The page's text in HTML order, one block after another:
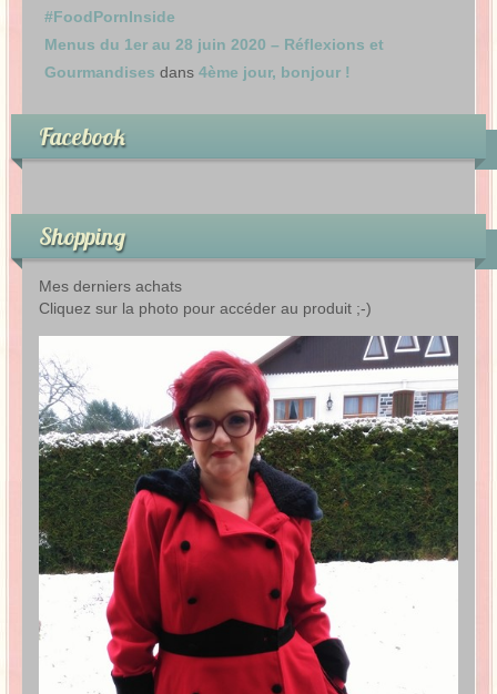
#FoodPornInside
Menus du 1er au 28 juin 2020 – Réflexions et
Gourmandises dans 4ème jour, bonjour !
Facebook
Shopping
Mes derniers achats
Cliquez sur la photo pour accéder au produit ;-)